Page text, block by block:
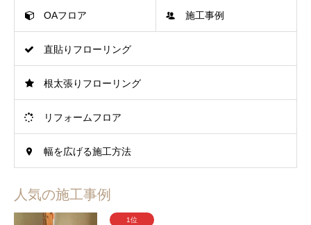
OAフロア 施工事例
直貼りフローリング
根太張りフローリング
リフォームフロア
幅を広げる施工方法
人気の施工事例
1位